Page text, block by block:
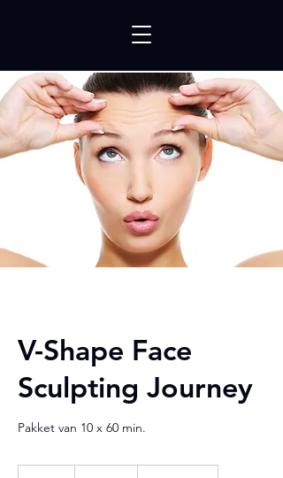
V-Shape Face
Sculpting Journey
Pakket van 10 x 60 min.